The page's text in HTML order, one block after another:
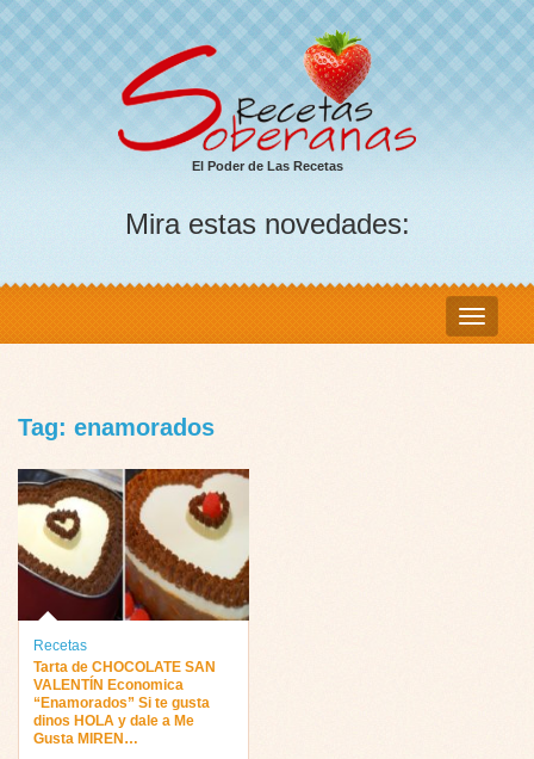
El Poder de Las Recetas
Mira estas novedades:
Tag: enamorados
Recetas
Tarta de CHOCOLATE SAN
VALENTÍN Economica
“Enamorados” Si te gusta
dinos HOLA y dale a Me
Gusta MIREN…